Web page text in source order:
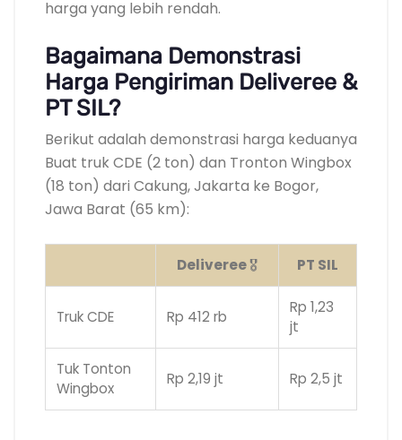
harga yang lebih rendah.
Bagaimana Demonstrasi
Harga Pengiriman Deliveree &
PT SIL?
Berikut adalah demonstrasi harga keduanya
Buat truk CDE (2 ton) dan Tronton Wingbox
(18 ton) dari Cakung, Jakarta ke Bogor,
Jawa Barat (65 km):
Deliveree🎖️ PT SIL
Truk CDE Rp 412 rb
Rp 1,23
jt
Tuk Tonton
Wingbox
Rp 2,19 jt Rp 2,5 jt